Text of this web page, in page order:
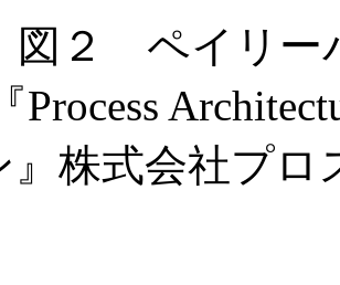
図２ ペイリー
Process
』株式会社プ